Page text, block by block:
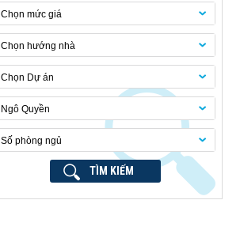
Chọn mức giá
Chọn hướng nhà
Chọn Dự án
Ngô Quyền
Số phòng ngủ
TÌM KIẾM